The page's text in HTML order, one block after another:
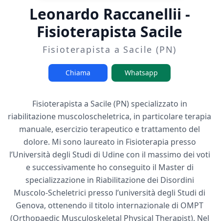
Leonardo Raccanellii -
Fisioterapista Sacile
Fisioterapista a Sacile (PN)
Chiama Whatsapp
Fisioterapista a Sacile (PN) specializzato in
riabilitazione muscoloscheletrica, in particolare terapia
manuale, esercizio terapeutico e trattamento del
dolore. Mi sono laureato in Fisioterapia presso
l’Università degli Studi di Udine con il massimo dei voti
e successivamente ho conseguito il Master di
specializzazione in Riabilitazione dei Disordini
Muscolo-Scheletrici presso l’università degli Studi di
Genova, ottenendo il titolo internazionale di OMPT
(Orthopaedic Musculoskeletal Physical Therapist). Nel